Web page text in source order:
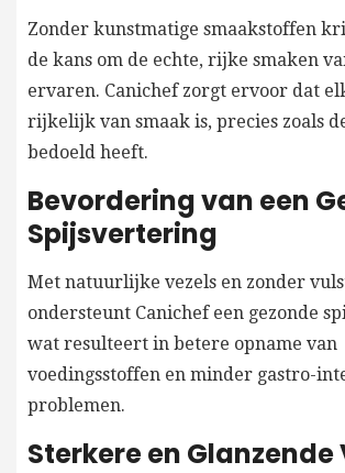
Zonder kunstmatige smaakstoffen
de kans om de echte, rijke smaken
ervaren. Canichef zorgt ervoor dat
rijkelijk van smaak is, precies zoals
bedoeld heeft.
Bevordering van een
Spijsvertering
Met natuurlijke vezels en zonder
ondersteunt Canichef een gezonde
wat resulteert in betere opname van
voedingsstoffen en minder gastro-
problemen.
Sterkere en